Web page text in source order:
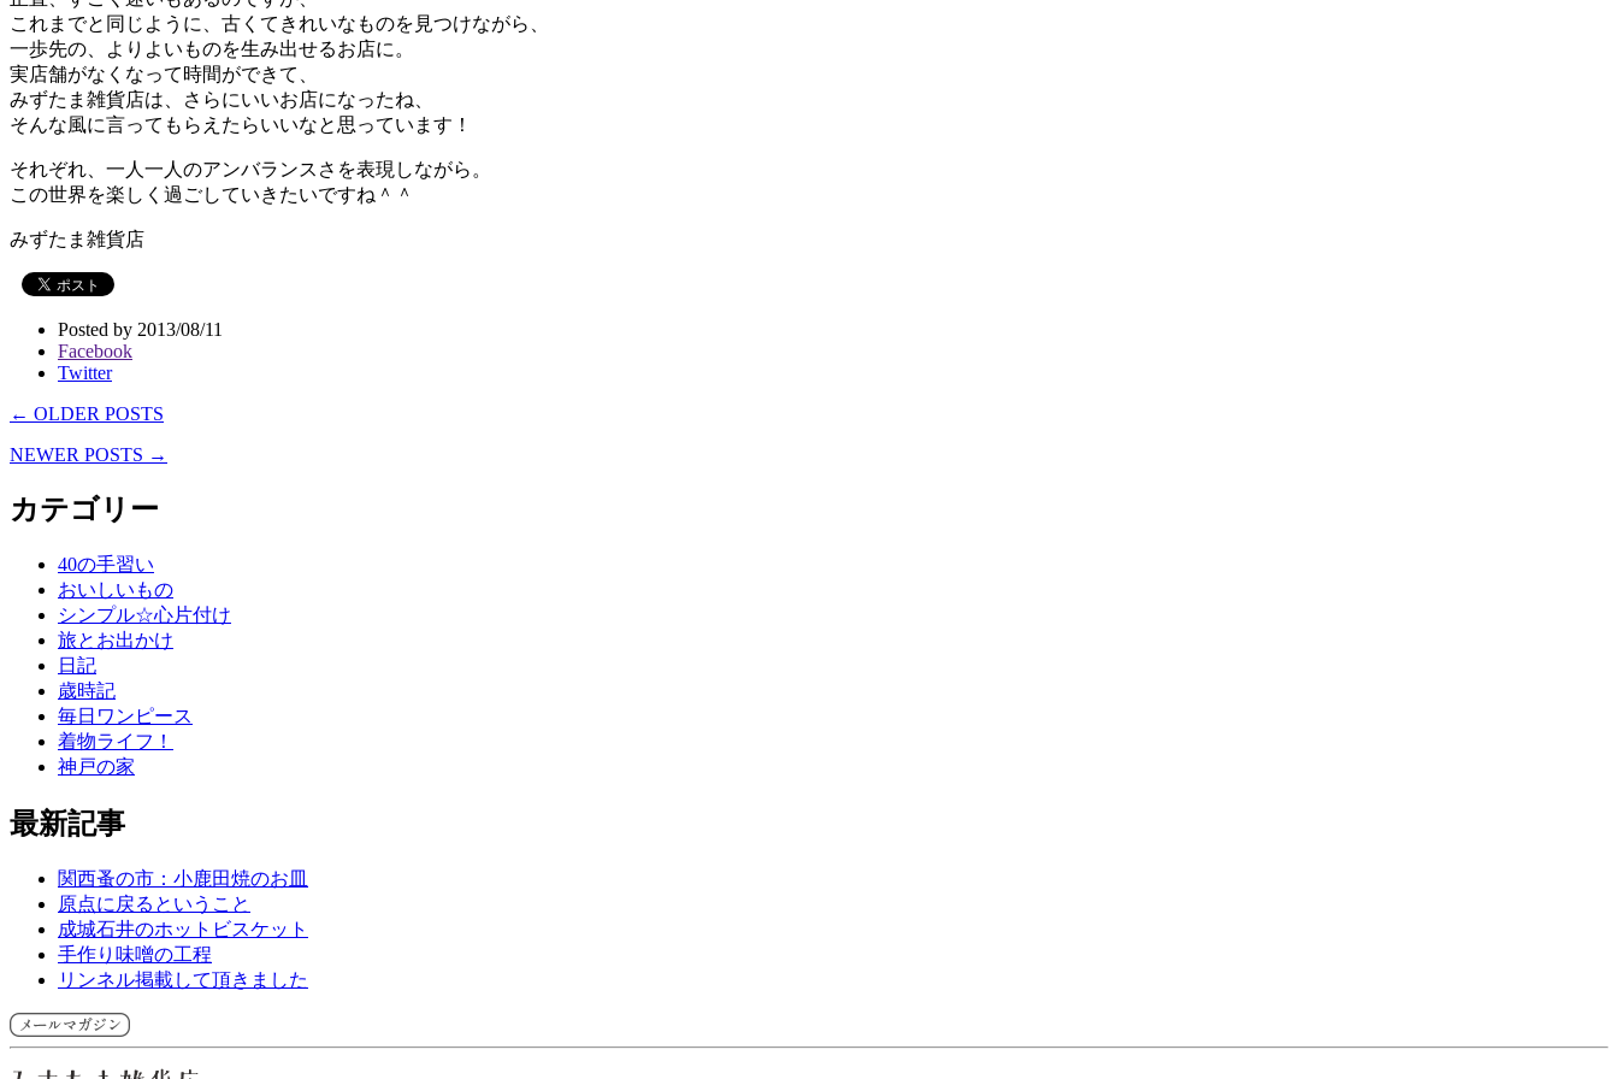
これまでと同じように、古くてきれいなものを見つけながら、
一歩先の、よりよいものを生み出せるお店に。
実店舗がなくなって時間ができて、
みずたま雑貨店は、さらにいいお店になったね、
そんな風に言ってもらえたらいいなと思っています！
それぞれ、一人一人のアンバランスさを表現しながら。
この世界を楽しく過ごしていきたいですね＾＾
みずたま雑貨店
Posted by 2013/08/11
Facebook
Twitter
← OLDER POSTS
NEWER POSTS →
カテゴリー
40の手習い
おいしいもの
シンプル☆心片付け
旅とお出かけ
日記
歳時記
毎日ワンピース
着物ライフ！
神戸の家
最新記事
関西蚤の市：小鹿田焼のお皿
原点に戻るということ
成城石井のホットビスケット
手作り味噌の工程
リンネル掲載して頂きました